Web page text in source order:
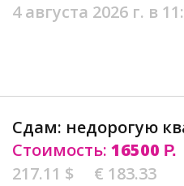
4 августа 2026 г. в
Сдам: недорогую
Стоимость: 16500 Р.
217.11 $
€ 183.33